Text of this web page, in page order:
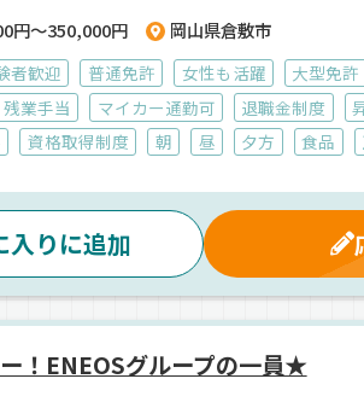
円～350,000円 岡山県倉敷市
者歓迎 普通免許 女性も活躍 大型免許
残業手当 マイカー通勤可 退職金制度
資格取得制度 朝 昼 夕方 食品
入りに追加
！ENEOSグループの一員★